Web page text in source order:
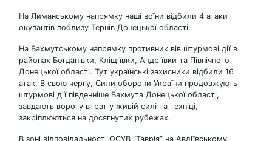
На Лиманському напрямку наші воїни відбили 4 атаки
окупантів поблизу Тернів Донецької області.
На Бахмутському напрямку противник вів штурмові дії в
районах Богданівки, Кліщіївки, Андріївки та Північного
Донецької області. Тут українські захисники відбили 16
атак. В свою чергу, Сили оборони України продовжують
штурмові дії південніше Бахмута Донецької області,
завдають ворогу втрат у живій силі та техніці,
закріплюються на досягнутих рубежах.
В зоні відповідальності ОСУВ “Таврія” на Авдіївському